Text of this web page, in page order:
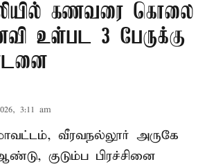
கணவரை கொலை
உள்பட 3 பேருக்கு
3:11 am
வீரவநல்லூர் அருகே
குடும்ப பிரச்சினை